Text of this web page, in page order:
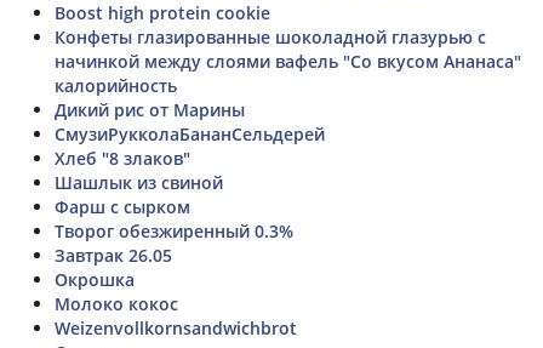
Boost high protein cookie
Конфеты глазированные шоколадной глазурью с
начинкой между слоями вафель "Со вкусом Ананаса"
калорийность
Дикий рис от Марины
СмузиРукколаБананСельдерей
Хлеб "8 злаков"
Шашлык из свиной
Фарш с сырком
Творог обезжиренный 0.3%
Завтрак 26.05
Окрошка
Молоко кокос
Weizenvollkornsandwichbrot